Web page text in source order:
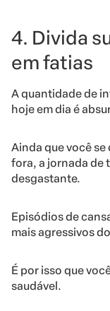
4. Divida
em fatias
A quantidade de
hoje em dia é
Ainda que você
fora, a jornada de
desgastante.
Episódios de
mais agressivos
É por isso que
saudável.